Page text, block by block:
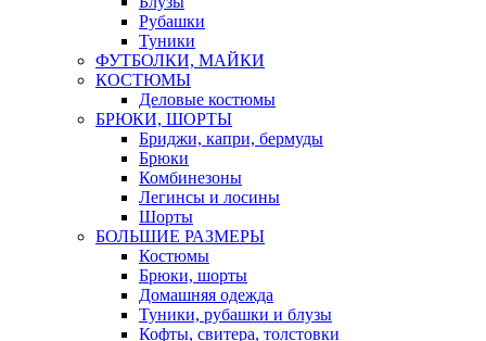
Рубашки
Туники
ФУТБОЛКИ, МАЙКИ
КОСТЮМЫ
Деловые костюмы
БРЮКИ, ШОРТЫ
Бриджи, капри, бермуды
Брюки
Комбинезоны
Легинсы и лосины
Шорты
БОЛЬШИЕ РАЗМЕРЫ
Костюмы
Брюки, шорты
Домашняя одежда
Туники, рубашки и блузы
Кофты, свитера, толстовки